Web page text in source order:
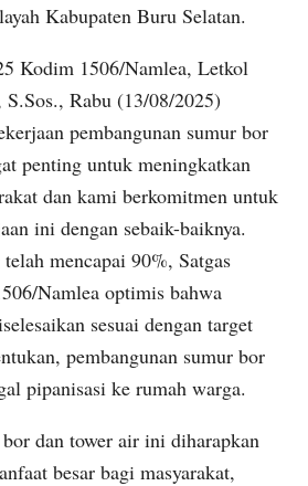
Kabupaten Buru Selatan.
Kodim 1506/Namlea, Letkol
Rabu (13/08/2025)
pembangunan sumur bor
penting untuk meningkatkan
dan kami berkomitmen untuk
ini dengan sebaik-baiknya.
mencapai 90%, Satgas
Namlea optimis bahwa
sesuai dengan target
pembangunan sumur bor
pipanisasi ke rumah warga.
dan tower air ini diharapkan
besar bagi masyarakat,